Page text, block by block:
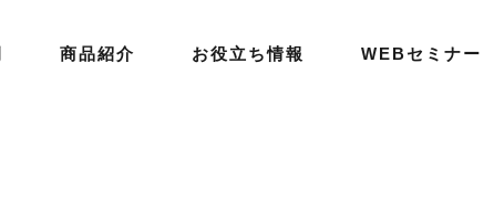
商品紹介 お役立ち情報 WEBセミナー